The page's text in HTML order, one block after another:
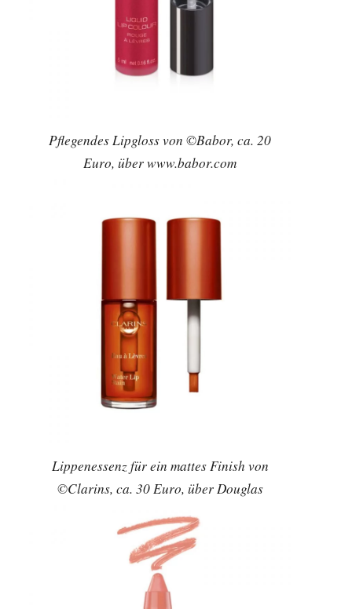
Pflegendes Lipgloss von ©Babor, ca. 20
Euro, über www.babor.com
Lippenessenz für ein mattes Finish von
©Clarins, ca. 30 Euro, über Douglas